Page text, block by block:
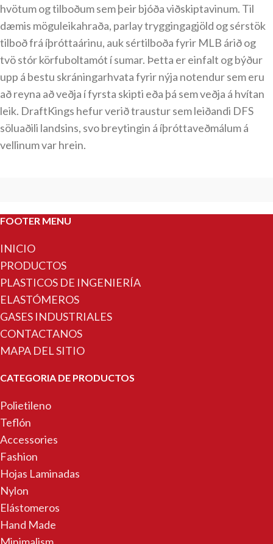
hvötum og tilboðum sem þeir bjóða viðskiptavinum. Til
dæmis möguleikahraða, parlay tryggingagjöld og sérstök
tilboð frá íþróttaárinu, auk sértilboða fyrir MLB árið og
tvö stór körfuboltamót í sumar. Þetta er einfalt og býður
upp á bestu skráningarhvata fyrir nýja notendur sem eru
að reyna að veðja í fyrsta skipti eða þá sem veðja á hvítan
leik. DraftKings hefur verið traustur sem leiðandi DFS
söluaðili landsins, svo breytingin á íþróttaveðmálum á
vellinum var hrein.
FOOTER MENU
INICIO
PRODUCTOS
PLASTICOS DE INGENIERÍA
ELASTÓMEROS
GASES INDUSTRIALES
CONTACTANOS
MAPA DEL SITIO
CATEGORIA DE PRODUCTOS
Polietileno
Teflón
Accessories
Fashion
Hojas Laminadas
Nylon
Elástomeros
Hand Made